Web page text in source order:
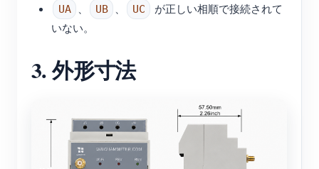
UA UB UC
が正しい相順で接続されて
いない。
3. 外形寸法